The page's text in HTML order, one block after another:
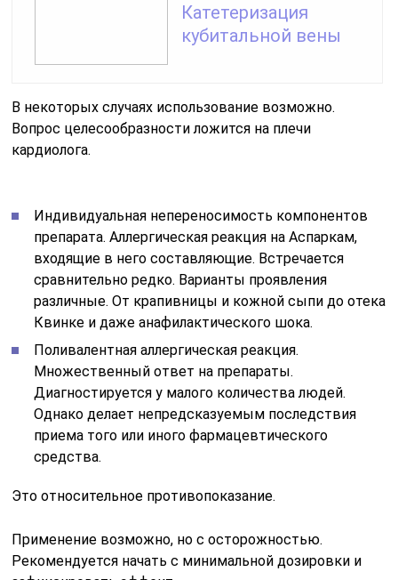
Катетеризация
кубитальной вены
В некоторых случаях использование возможно.
Вопрос целесообразности ложится на плечи
кардиолога.
Индивидуальная непереносимость компонентов
препарата. Аллергическая реакция на Аспаркам,
входящие в него составляющие. Встречается
сравнительно редко. Варианты проявления
различные. От крапивницы и кожной сыпи до отека
Квинке и даже анафилактического шока.
Поливалентная аллергическая реакция.
Множественный ответ на препараты.
Диагностируется у малого количества людей.
Однако делает непредсказуемым последствия
приема того или иного фармацевтического
средства.
Это относительное противопоказание.
Применение возможно, но с осторожностью.
Рекомендуется начать с минимальной дозировки и